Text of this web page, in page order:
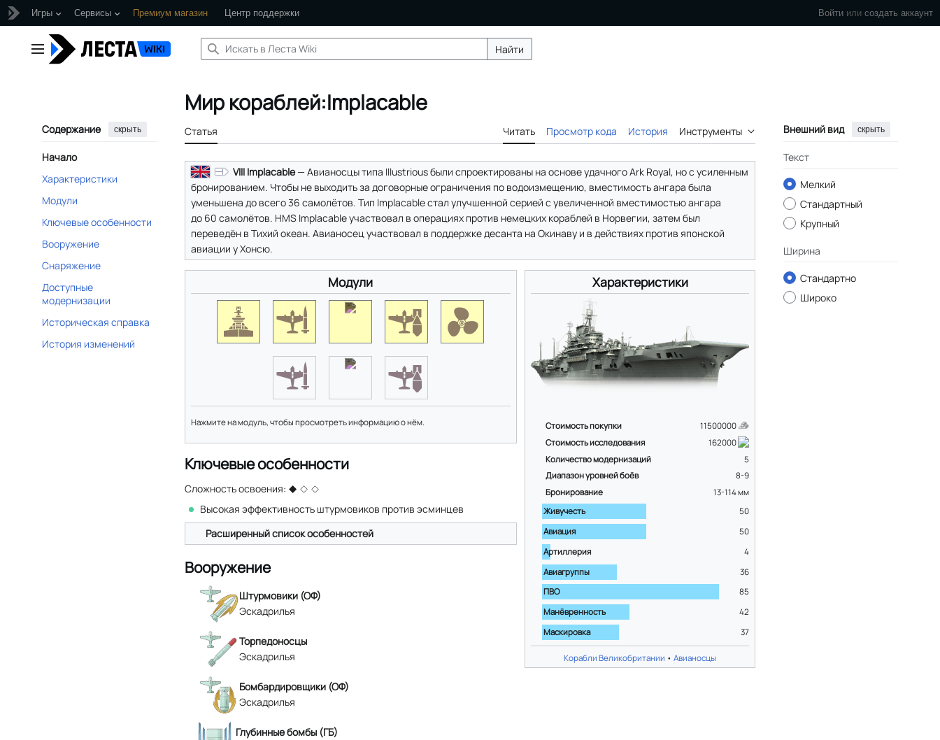
Войти или создать аккаунт
Игры Сервисы Премиум магазин Центр поддержки
содержанию
Главное меню Найти
Содержание скрыть
Начало
Характеристики
Модули
Ключевые особенности
Вооружение
Снаряжение
Доступные
модернизации
Историческая справка
История изменений
Мир кораблей:Implacable
Статья Читать Просмотр кода История Инструменты Внешний вид скрыть
Текст
Мелкий
Стандартный
Крупный
Ширина
Стандартно
Широко
VIII Implacable— Авианосцы типа Illustrious были спроектированы на основе удачного Ark Royal, но с усиленным
бронированием. Чтобы не выходить за договорные ограничения по водоизмещению, вместимость ангара была
уменьшена до всего 36 самолётов. Тип Implacable стал улучшенной серией с увеличенной вместимостью ангара
до 60 самолётов. HMS Implacable участвовал в операциях против немецких кораблей в Норвегии, затем был
переведён в Тихий океан. Авианосец участвовал в поддержке десанта на Окинаву и в действиях против японской
авиации у Хонсю.
Характеристики
Стоимость покупки
11500000
Стоимость исследования
162000
Количество модернизаций
5
Диапазон уровней боёв
8-9
Бронирование
13-114мм
Живучесть
50
Авиация
50
Артиллерия
4
Авиагруппы
36
ПВО
85
Манёвренность
42
Маскировка
37
Корабли Великобритании •Авианосцы
Модули
Нажмите на модуль, чтобы просмотреть информацию о нём.
Ключевые особенности
Сложность освоения:
Высокая эффективность штурмовиков против эсминцев
Расширенный список особенностей
Вооружение
Штурмовики (ОФ)
Эскадрилья
Торпедоносцы
Эскадрилья
Бомбардировщики (ОФ)
Эскадрилья
Глубинные бомбы (ГБ)